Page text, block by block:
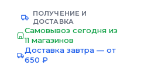
ПОЛУЧЕНИЕ И
ДОСТАВКА
Самовывоз сегодня из
11 магазинов
Доставка завтра — от
650 ₽